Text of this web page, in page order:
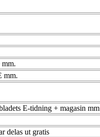
mm.
E-tidning + magasin mm
delas ut gratis